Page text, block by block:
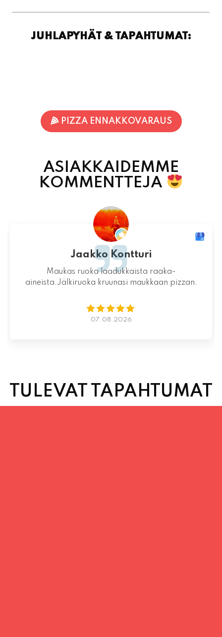
JUHLAPYHÄT & TAPAHTUMAT:
PIZZA ENNAKKOVARAUS
ASIAKKAIDEMME
KOMMENTTEJA
Jaakko Kontturi
Maukas ruoka laadukkaista raaka-
aineista.Jälkiruoka kruunasi maukkaan pizzan.
07.08.2026
TULEVAT TAPAHTUMAT